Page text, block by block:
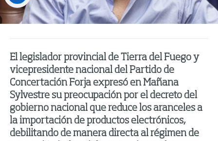
El legislador provincial de Tierra del Fuego y
vicepresidente nacional del Partido de
Concertación Forja expresó en Mañana
Sylvestre su preocupación por el decreto del
gobierno nacional que reduce los aranceles a
la importación de productos electrónicos,
debilitando de manera directa al régimen de
LinkedIn